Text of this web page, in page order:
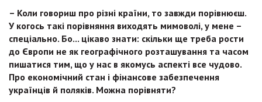
– Коли говориш про різні країни, то завжди порівнюєш.
У когось такі порівняння виходять мимоволі, у мене –
спеціально. Бо... цікаво знати: скільки ще треба рости
до Європи не як географічного розташування та часом
пишатися тим, що у нас в якомусь аспекті все чудово.
Про економічний стан і фінансове забезпечення
українців й поляків. Можна порівняти?